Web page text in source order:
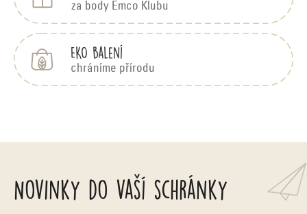
za body Emco Klubu
EKO balení
chráníme přírodu
Novinky do vaší schránky